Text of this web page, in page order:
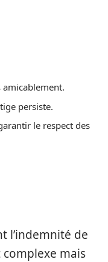
persiste.
le respect des
l’indemnité de
mais